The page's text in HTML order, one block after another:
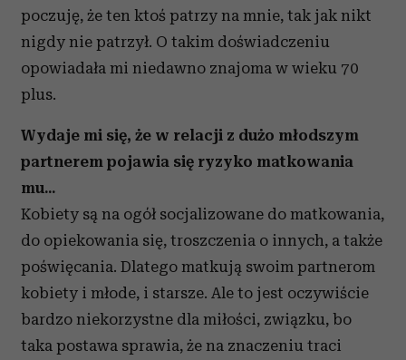
poczuję, że ten ktoś patrzy na mnie, tak jak nikt
nigdy nie patrzył. O takim doświadczeniu
opowiadała mi niedawno znajoma w wieku 70
plus.
Wydaje mi się, że w relacji z dużo młodszym
partnerem pojawia się ryzyko matkowania
mu...
Kobiety są na ogół socjalizowane do matkowania,
do opiekowania się, troszczenia o innych, a także
poświęcania. Dlatego matkują swoim partnerom
kobiety i młode, i starsze. Ale to jest oczywiście
bardzo niekorzystne dla miłości, związku, bo
taka postawa sprawia, że na znaczeniu traci